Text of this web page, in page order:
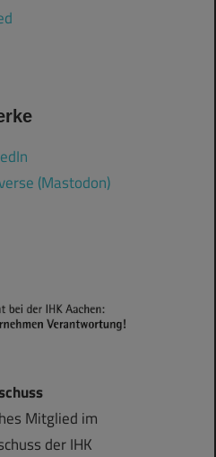
(Mastodon)
Mitglied im
der IHK